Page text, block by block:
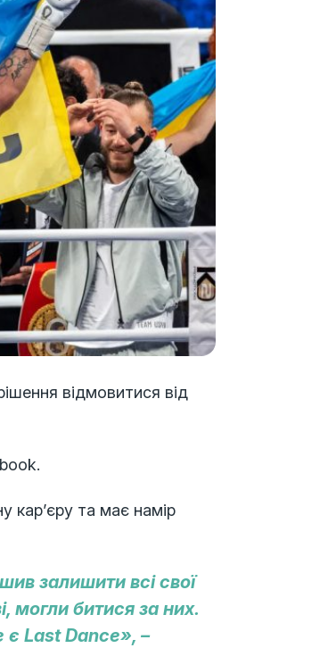
відмовитися від
кар’єру та має намір
залишити всі свої
могли битися за них.
є Last Dance», –